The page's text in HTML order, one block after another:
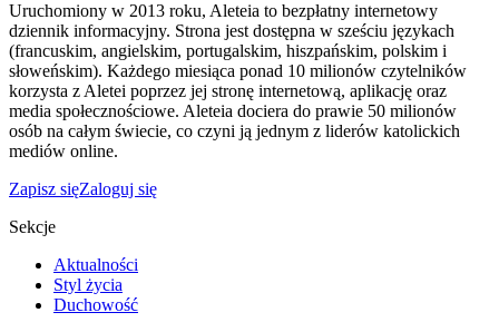
Uruchomiony w 2013 roku, Aleteia to bezpłatny internetowy
dziennik informacyjny. Strona jest dostępna w sześciu językach
(francuskim, angielskim, portugalskim, hiszpańskim, polskim i
słoweńskim). Każdego miesiąca ponad 10 milionów czytelników
korzysta z Aletei poprzez jej stronę internetową, aplikację oraz
media społecznościowe. Aleteia dociera do prawie 50 milionów
osób na całym świecie, co czyni ją jednym z liderów katolickich
mediów online.
Zapisz sięZaloguj się
Sekcje
Aktualności
Styl życia
Duchowość